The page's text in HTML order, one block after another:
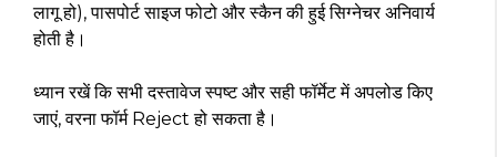
लागू हो), पासपोर्ट साइज फोटो और स्कैन की हुई सिग्नेचर अनिवार्य
होती है।
ध्यान रखें कि सभी दस्तावेज स्पष्ट और सही फॉर्मेट में अपलोड किए
जाएं, वरना फॉर्म Reject हो सकता है।